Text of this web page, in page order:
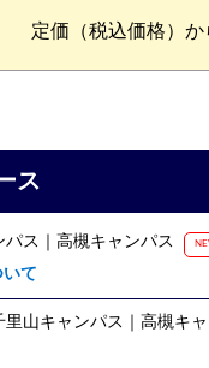
定価（税込価格）か
ス
ス｜高槻キャンパス
て
山キャンパス｜高槻キ